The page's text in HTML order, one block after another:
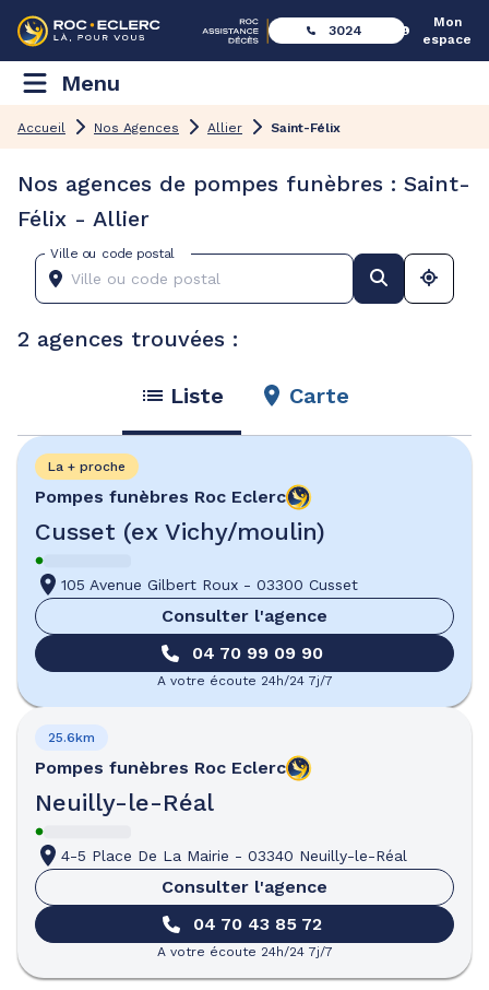
3024
Mon
espace
Menu
Accueil Nos Agences Allier Saint-Félix
Nos agences de pompes funèbres : Saint-
Félix - Allier
Ville ou code postal
2 agences trouvées :
Liste Carte
Pompes funèbres Roc Eclerc
Cusset (ex Vichy/moulin)
La + proche
105 Avenue Gilbert Roux - 03300 Cusset
Consulter l'agence
04 70 99 09 90
A votre écoute 24h/24 7j/7
Pompes funèbres Roc Eclerc
Neuilly-le-Réal
25.6km
4-5 Place De La Mairie - 03340 Neuilly-le-Réal
Consulter l'agence
04 70 43 85 72
A votre écoute 24h/24 7j/7